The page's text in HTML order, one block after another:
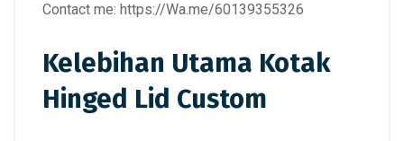
Contact me: https://Wa.me/60139355326
Kelebihan Utama Kotak
Hinged Lid Custom